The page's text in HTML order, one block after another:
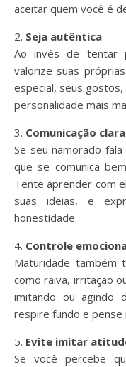
aceitar quem você é
2. Seja autêntica
Ao invés de tentar
valorize suas
especial, seus
personalidade mais
3. Comunicação
Se seu namorado
que se comunica
Tente aprender com
suas ideias, e
honestidade.
4. Controle
Maturidade também
como raiva, irritação
imitando ou agindo
respire fundo e pense
5. Evite imitar
Se você percebe